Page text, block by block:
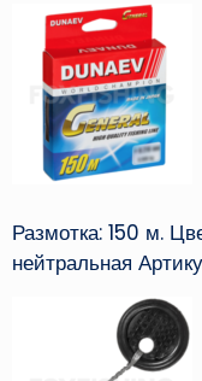
Размотка: 150 м.
нейтральная